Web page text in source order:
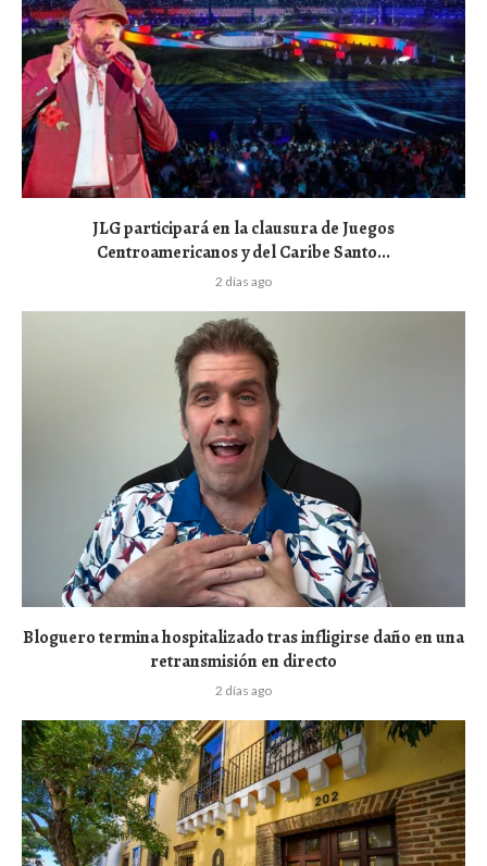
JLG participará en la clausura de Juegos
Centroamericanos y del Caribe Santo...
2 días ago
Bloguero termina hospitalizado tras infligirse daño en una
retransmisión en directo
2 días ago